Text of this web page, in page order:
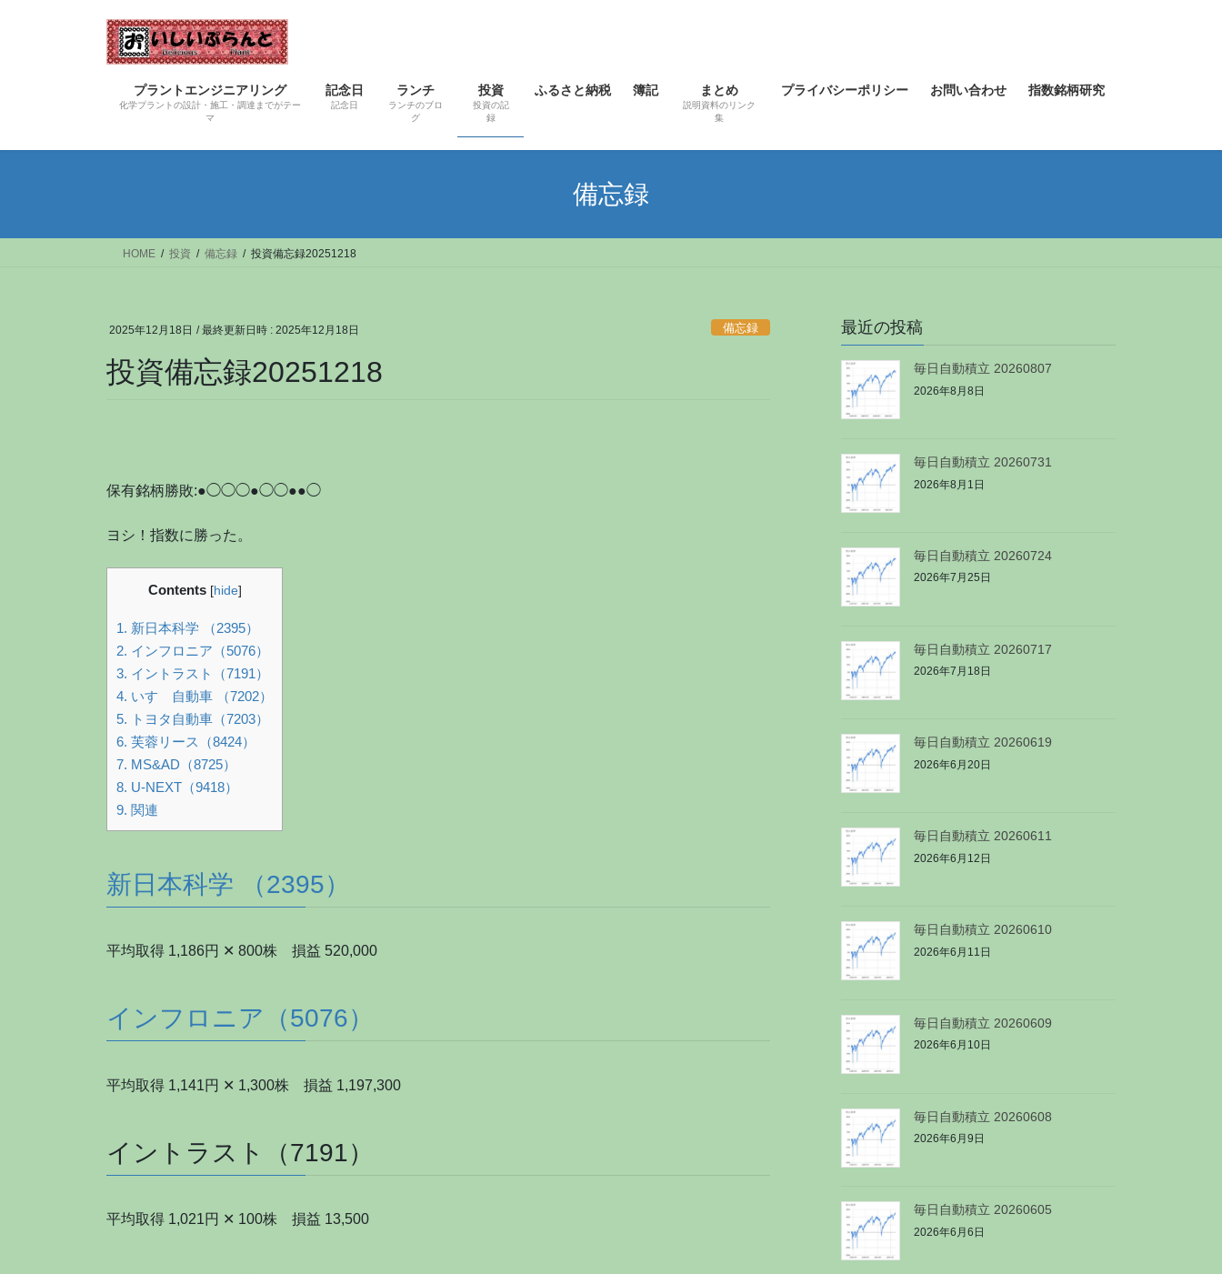
プラントエンジニアリング
化学プラントの設計・施工・調達までがテー
マ
記念日
記念日
ランチ
ランチのブロ
グ
投資
投資の記
録
ふるさと納税 簿記 まとめ
説明資料のリンク
集
プライバシーポリシー お問い合わせ 指数銘柄研究
備忘録
HOME 投資 備忘録 投資備忘録20251218
2025年12月18日 / 最終更新日時 : 2025年12月18日 備忘録
投資備忘録20251218
保有銘柄勝敗:●◯◯◯●◯◯●●◯
ヨシ！指数に勝った。
Contents [hide]
1. 新日本科学 （2395）
2. インフロニア（5076）
3. イントラスト（7191）
4. いすゞ自動車 （7202）
5. トヨタ自動車（7203）
6. 芙蓉リース（8424）
7. MS&AD（8725）
8. U-NEXT（9418）
9. 関連
新日本科学 （2395）
平均取得 1,186円 ✕ 800株 損益 520,000
インフロニア（5076）
平均取得 1,141円 ✕ 1,300株 損益 1,197,300
イントラスト（7191）
平均取得 1,021円 ✕ 100株 損益 13,500
最近の投稿
毎日自動積立 20260807
2026年8月8日
毎日自動積立 20260731
2026年8月1日
毎日自動積立 20260724
2026年7月25日
毎日自動積立 20260717
2026年7月18日
毎日自動積立 20260619
2026年6月20日
毎日自動積立 20260611
2026年6月12日
毎日自動積立 20260610
2026年6月11日
毎日自動積立 20260609
2026年6月10日
毎日自動積立 20260608
2026年6月9日
毎日自動積立 20260605
2026年6月6日